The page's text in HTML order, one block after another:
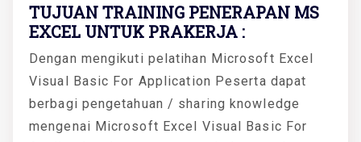
TUJUAN TRAINING PENERAPAN MS
EXCEL UNTUK PRAKERJA :
Dengan mengikuti pelatihan Microsoft Excel
Visual Basic For Application Peserta dapat
berbagi pengetahuan / sharing knowledge
mengenai Microsoft Excel Visual Basic For